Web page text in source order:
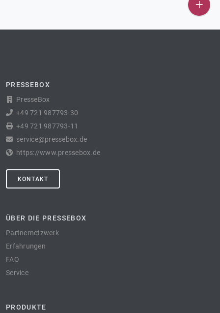
PRESSEBOX
PresseBox
+49 721 987793-30
+49 721 987793-11
service@pressebox.de
https://www.pressebox.de
KONTAKT
ÜBER DIE PRESSEBOX
Partnernetzwerk
Erfahrungen
FAQ
Service
PRODUKTE